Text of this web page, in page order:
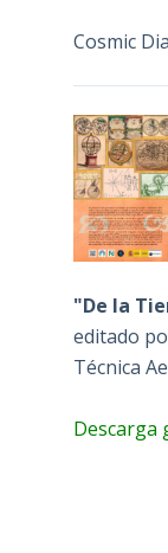
Cosmic
"De la
editado
Técnica
Descarga